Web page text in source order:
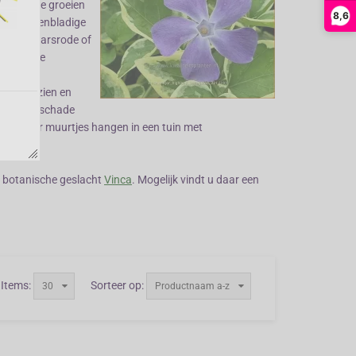
8,6
Ze groeien
groenbladige
met paarsrode of
in de
te zien en
vorstschade
over muurtjes hangen in een tuin met
botanische geslacht Vinca. Mogelijk vindt u daar een
Sorteer op: Productnaam a-z
Items: 30